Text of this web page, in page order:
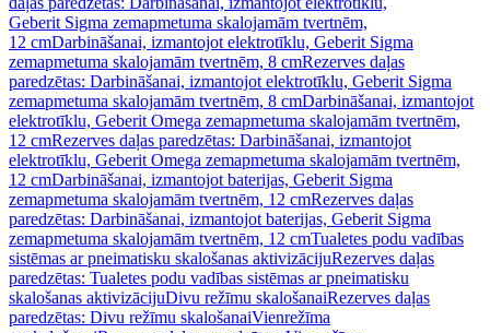
Geberit Sigma zemapmetuma skalojamām tvertnēm,
12 cmDarbināšanai, izmantojot elektrotīklu, Geberit Sigma
zemapmetuma skalojamām tvertnēm, 8 cmRezerves daļas
paredzētas: Darbināšanai, izmantojot elektrotīklu, Geberit Sigma
zemapmetuma skalojamām tvertnēm, 8 cmDarbināšanai, izmantojot
elektrotīklu, Geberit Omega zemapmetuma skalojamām tvertnēm,
12 cmRezerves daļas paredzētas: Darbināšanai, izmantojot
elektrotīklu, Geberit Omega zemapmetuma skalojamām tvertnēm,
12 cmDarbināšanai, izmantojot baterijas, Geberit Sigma
zemapmetuma skalojamām tvertnēm, 12 cmRezerves daļas
paredzētas: Darbināšanai, izmantojot baterijas, Geberit Sigma
zemapmetuma skalojamām tvertnēm, 12 cmTualetes podu vadības
sistēmas ar pneimatisku skalošanas aktivizācijuRezerves daļas
paredzētas: Tualetes podu vadības sistēmas ar pneimatisku
skalošanas aktivizācijuDivu režīmu skalošanaiRezerves daļas
paredzētas: Divu režīmu skalošanaiVienrežīma